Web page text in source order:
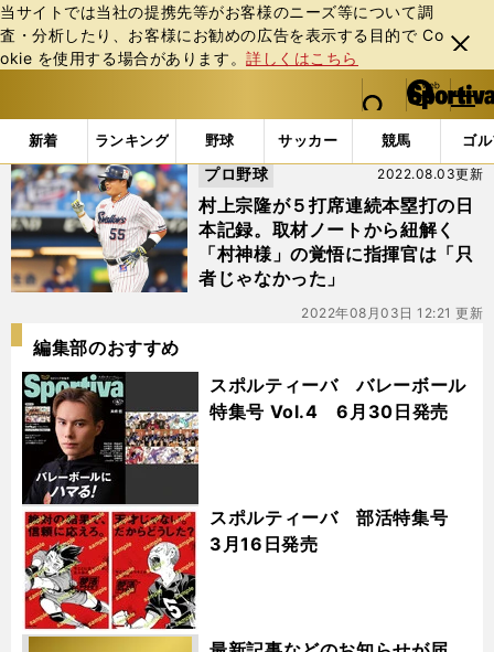
当サイトでは当社の提携先等がお客様のニーズ等について調
査・分析したり、お客様にお勧めの広告を表⽰する⽬的で Co
okie を使⽤する場合があります。詳しくはこちら
閉じ
る
web Sportiva (webスポルティーバ)
検索
マイペ
ー
ジ
メニュ
新着 ランキング 野球 サッカー 競馬 ゴ
b
ス
ポ
ル
テ
ィ
ー
バ
「#５打席連続本塁打」の最新ニュース・ 情報
村上宗隆が５打席連続本塁打の日
本記録。取材ノートから紐解く
「村神様」の覚悟に指揮官は「只
者じゃなかった」
2022.08.03更新
プロ野球
2022年08月03日 12:21 更新
編集部のおすすめ
スポルティーバ バレーボール
特集号 Vol.4 6月30日発売
スポルティーバ 部活特集号
3月16日発売